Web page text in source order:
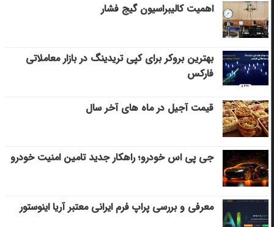
اهمیت کالیبراسیون گیج فشار
بهترین بروکر برای کپی‌ تریدینگ در بازار معاملاتی
فارکس
قیمت آجیل در ماه های آخر سال
جی پی اس خودرو؛ راهکار جدید تامین امنیت خودرو
معرفی و بررسی پراپ فرم ایرانی معتبر آریا اینوستور